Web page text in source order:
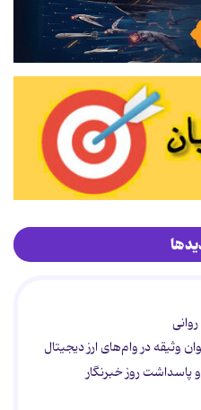
وثیقه در وام‌های ارز دیجیتال
پاسداشت روز خبرنگار